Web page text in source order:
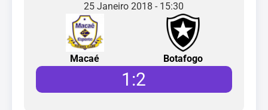
25 Janeiro 2018 - 15:30
Macaé Botafogo
1 :2